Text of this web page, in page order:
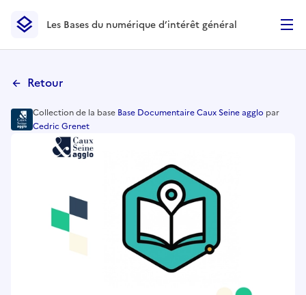
Les Bases du numérique d’intérêt général- Retour à la
Les Bases du numérique d’intérêt général
Retour
Collectionde la base Base Documentaire Caux Seine agglo par
Cedric Grenet